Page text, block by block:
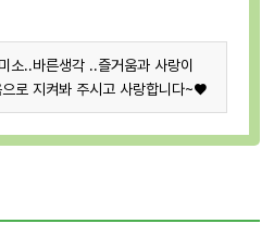
소..바른생각 ..즐거움과 사랑이
로 지켜봐 주시고 사랑합니다~♥